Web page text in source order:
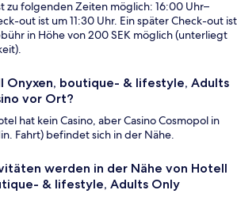
zu folgenden Zeiten möglich: 16:00 Uhr–
out ist um 11:30 Uhr. Ein später Check-out ist
in Höhe von 200 SEK möglich (unterliegt
Onyxen, boutique- & lifestyle, Adults
vor Ort?
hat kein Casino, aber Casino Cosmopol in
Fahrt) befindet sich in der Nähe.
werden in der Nähe von Hotell
& lifestyle, Adults Only